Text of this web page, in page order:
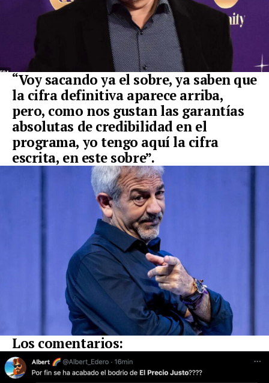
“Voy sacando ya el sobre, ya saben que
la cifra definitiva aparece arriba,
pero, como nos gustan las garantías
absolutas de credibilidad en el
programa, yo tengo aquí la cifra
escrita, en este sobre”.
Los comentarios: